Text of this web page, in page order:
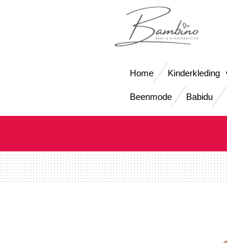
Home Kinderkleding
Beenmode Babidu